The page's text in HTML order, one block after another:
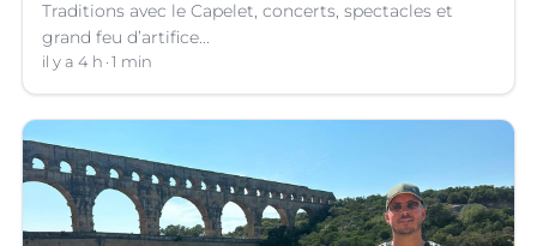
Traditions avec le Capelet, concerts, spectacles et
grand feu d’artifice...
il y a 4 h 1 min